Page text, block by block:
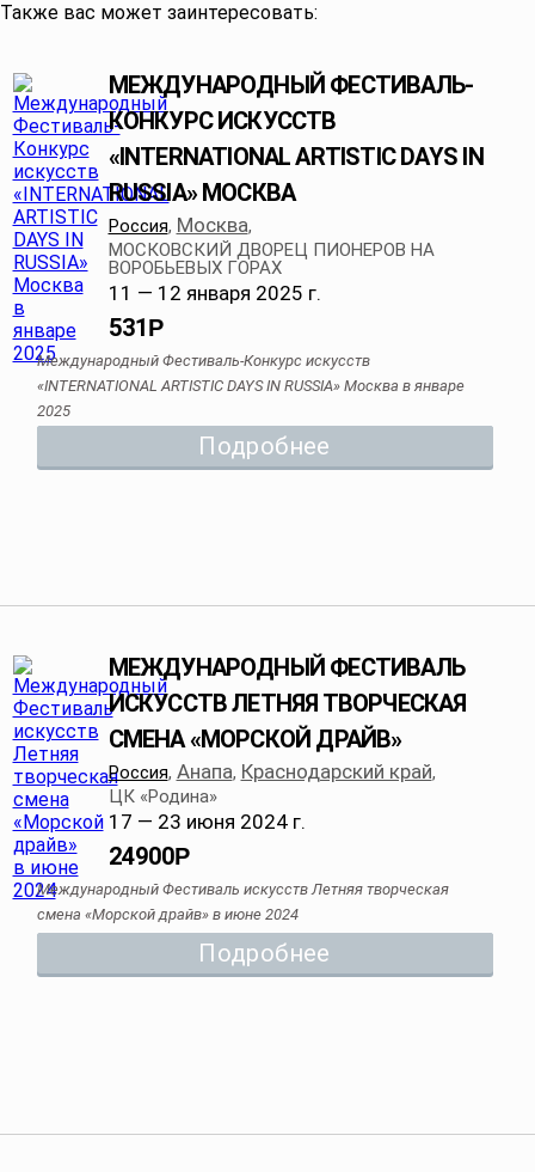
Также вас может заинтересовать:
МЕЖДУНАРОДНЫЙ ФЕСТИВАЛЬ-
КОНКУРС ИСКУССТВ
«INTERNATIONAL ARTISTIC DAYS IN
RUSSIA» МОСКВА
Россия, Москва,
МОСКОВСКИЙ ДВОРЕЦ ПИОНЕРОВ НА
ВОРОБЬЕВЫХ ГОРАХ
11 — 12 января 2025 г.
531Р
Международный Фестиваль-Конкурс искусств
«INTERNATIONAL ARTISTIC DAYS IN RUSSIA» Москва в январе
2025
Подробнее
МЕЖДУНАРОДНЫЙ ФЕСТИВАЛЬ
ИСКУССТВ ЛЕТНЯЯ ТВОРЧЕСКАЯ
СМЕНА «МОРСКОЙ ДРАЙВ»
Россия, Анапа, Краснодарский край,
ЦК «Родина»
17 — 23 июня 2024 г.
24900Р
Международный Фестиваль искусств Летняя творческая
смена «Морской драйв» в июне 2024
Подробнее